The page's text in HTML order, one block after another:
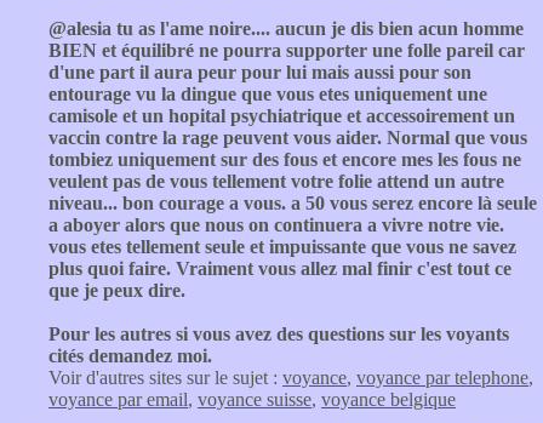
@alesia tu as l'ame noire.... aucun je dis bien acun homme
BIEN et équilibré ne pourra supporter une folle pareil car
d'une part il aura peur pour lui mais aussi pour son
entourage vu la dingue que vous etes uniquement une
camisole et un hopital psychiatrique et accessoirement un
vaccin contre la rage peuvent vous aider. Normal que vous
tombiez uniquement sur des fous et encore mes les fous ne
veulent pas de vous tellement votre folie attend un autre
niveau... bon courage a vous. a 50 vous serez encore là seule
a aboyer alors que nous on continuera a vivre notre vie.
vous etes tellement seule et impuissante que vous ne savez
plus quoi faire. Vraiment vous allez mal finir c'est tout ce
que je peux dire.
Pour les autres si vous avez des questions sur les voyants
cités demandez moi.
Voir d'autres sites sur le sujet : voyance, voyance par telephone,
voyance par email, voyance suisse, voyance belgique